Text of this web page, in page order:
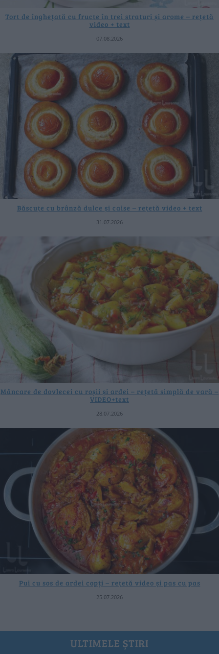
Tort de înghețată cu fructe în trei straturi și arome – rețetă
video + text
07.08.2026
Băscuțe cu brânză dulce și caise – rețetă video + text
31.07.2026
Mâncare de dovlecei cu roșii și ardei – rețetă simplă de vară –
VIDEO+text
28.07.2026
Pui cu sos de ardei copți – rețetă video și pas cu pas
25.07.2026
ULTIMELE ȘTIRI